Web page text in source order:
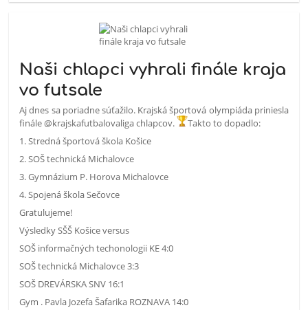
Naši chlapci vyhrali finále kraja
vo futsale
Aj dnes sa poriadne súťažilo. Krajská športová olympiáda priniesla
finále @krajskafutbalovaliga chlapcov.
Takto to dopadlo:
1. Stredná športová škola Košice
2. SOŠ technická Michalovce
3. Gymnázium P. Horova Michalovce
4. Spojená škola Sečovce
Gratulujeme!
Výsledky SŠŠ Košice versus
SOŠ informačných techonologii KE 4:0
SOŠ technická Michalovce 3:3
SOŠ DREVÁRSKA SNV 16:1
Gym . Pavla Jozefa Šafarika ROZNAVA 14:0